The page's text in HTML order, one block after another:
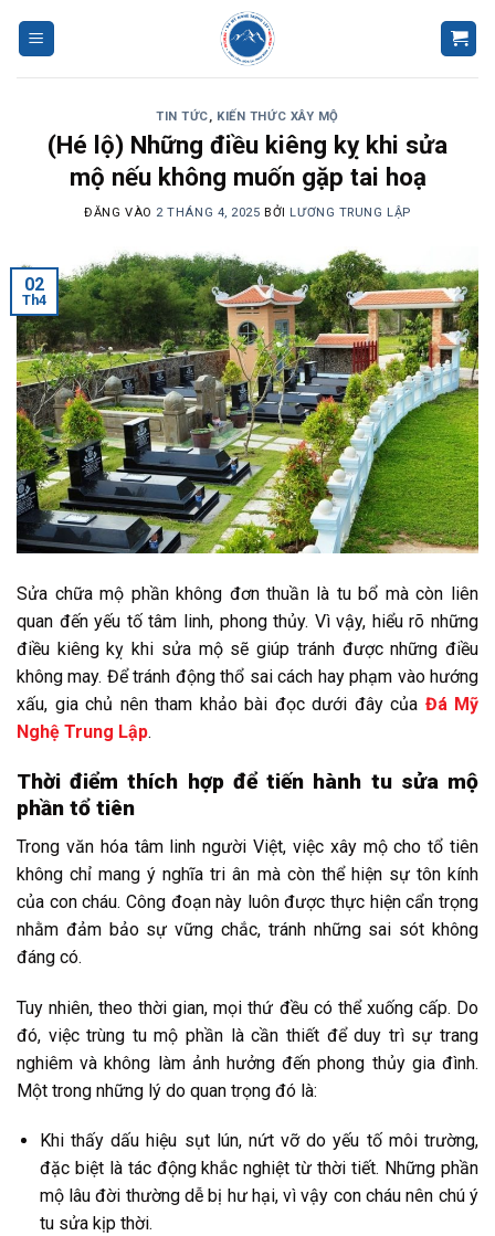
TIN TỨC, KIẾN THỨC XÂY MỘ
(Hé lộ) Những điều kiêng kỵ khi sửa
mộ nếu không muốn gặp tai hoạ
ĐĂNG VÀO 2 THÁNG 4, 2025 BỞI LƯƠNG TRUNG LẬP
02
Th4
Sửa chữa mộ phần không đơn thuần là tu bổ mà còn liên
quan đến yếu tố tâm linh, phong thủy. Vì vậy, hiểu rõ những
điều kiêng kỵ khi sửa mộ sẽ giúp tránh được những điều
không may. Để tránh động thổ sai cách hay phạm vào hướng
xấu, gia chủ nên tham khảo bài đọc dưới đây của Đá Mỹ
Nghệ Trung Lập.
Thời điểm thích hợp để tiến hành tu sửa mộ
phần tổ tiên
Trong văn hóa tâm linh người Việt, việc xây mộ cho tổ tiên
không chỉ mang ý nghĩa tri ân mà còn thể hiện sự tôn kính
của con cháu. Công đoạn này luôn được thực hiện cẩn trọng
nhằm đảm bảo sự vững chắc, tránh những sai sót không
đáng có.
Tuy nhiên, theo thời gian, mọi thứ đều có thể xuống cấp. Do
đó, việc trùng tu mộ phần là cần thiết để duy trì sự trang
nghiêm và không làm ảnh hưởng đến phong thủy gia đình.
Một trong những lý do quan trọng đó là:
Khi thấy dấu hiệu sụt lún, nứt vỡ do yếu tố môi trường,
đặc biệt là tác động khắc nghiệt từ thời tiết. Những phần
mộ lâu đời thường dễ bị hư hại, vì vậy con cháu nên chú ý
tu sửa kịp thời.